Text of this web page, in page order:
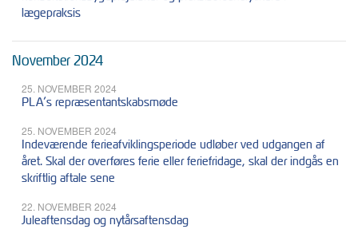
lægepraksis
November 2024
25. NOVEMBER 2024
PLA’s repræsentantskabsmøde
25. NOVEMBER 2024
Indeværende ferieafviklingsperiode udløber ved udgangen af
året. Skal der overføres ferie eller feriefridage, skal der indgås en
skriftlig aftale sene
22. NOVEMBER 2024
Juleaftensdag og nytårsaftensdag